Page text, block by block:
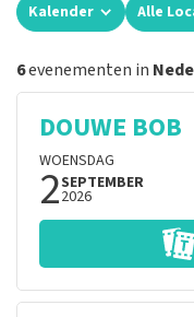
Kalender Alle
6evenementen in
DOUWE BOB
WOENSDAG
2SEPTEMBER
2026